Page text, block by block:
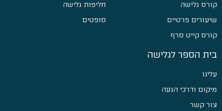
קורס גלישה
שיעורים פרטיים
קורס קייט סרף
חליפות גלישה
סופטים
בית הספר לגלישה
עלינו
מיקום ודרכי הגעה
צור קשר